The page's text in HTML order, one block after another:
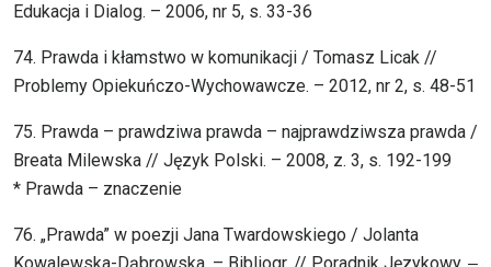
Edukacja i Dialog. – 2006, nr 5, s. 33-36
74. Prawda i kłamstwo w komunikacji / Tomasz Licak //
Problemy Opiekuńczo-Wychowawcze. – 2012, nr 2, s. 48-51
75. Prawda – prawdziwa prawda – najprawdziwsza prawda /
Breata Milewska // Język Polski. – 2008, z. 3, s. 192-199
* Prawda – znaczenie
76. „Prawda” w poezji Jana Twardowskiego / Jolanta